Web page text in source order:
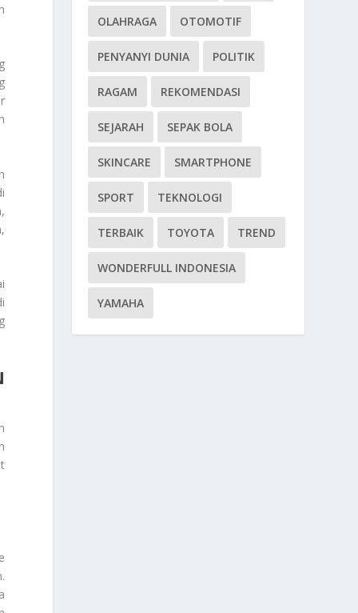
OLAHRAGA OTOMOTIF
PENYANYI DUNIA POLITIK
RAGAM REKOMENDASI
SEJARAH SEPAK BOLA
SKINCARE SMARTPHONE
SPORT TEKNOLOGI
TERBAIK TOYOTA TREND
WONDERFULL INDONESIA
YAMAHA